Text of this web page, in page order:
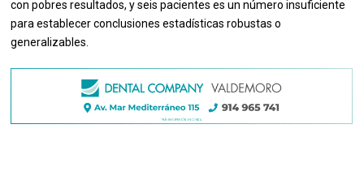
con pobres resultados, y seis pacientes es un número insuficiente
para establecer conclusiones estadísticas robustas o
generalizables.